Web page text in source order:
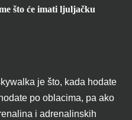
što će imati ljuljačku
je što, kada hodate
po oblacima, pa ako
i adrenalinskih